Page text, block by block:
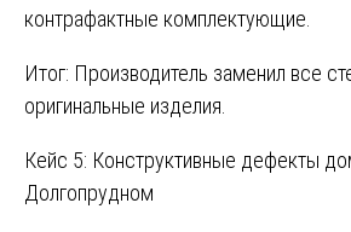
контрафактные комплектующие.
Итог: Производитель заменил все
оригинальные изделия.
Кейс 5: Конструктивные дефекты
Долгопрудном